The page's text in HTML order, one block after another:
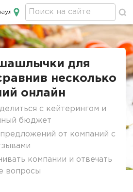
в Барнауле
для
несколько
онлайн
с кейтерингом и
бюджет
от компаний с
компании и отвечать
вопросы